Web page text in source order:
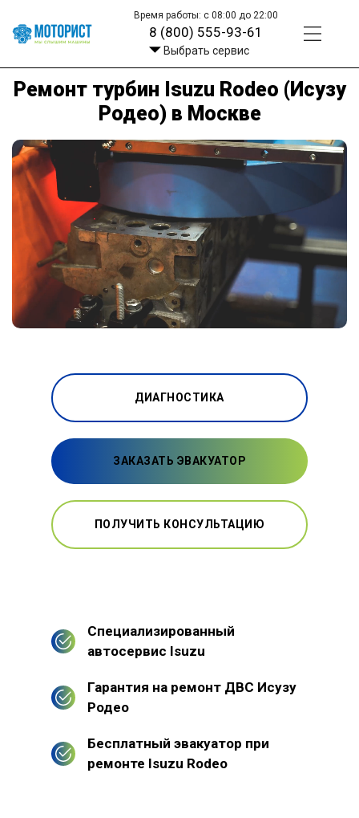
Время работы: с 08:00 до 22:00
8 (800) 555-93-61
Выбрать сервис
Ремонт турбин Isuzu Rodeo (Исузу
Родео) в Москве
ДИАГНОСТИКА
ЗАКАЗАТЬ ЭВАКУАТОР
ПОЛУЧИТЬ КОНСУЛЬТАЦИЮ
Специализированный
автосервис Isuzu
Гарантия на ремонт ДВС Исузу
Родео
Бесплатный эвакуатор при
ремонте Isuzu Rodeo